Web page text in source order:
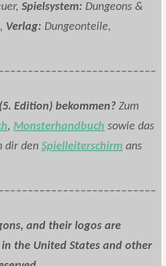
Spielsystem: Dungeons &
Verlag: Dungeonteile,
Edition) bekommen? Zum
, Monsterhandbuch sowie das
dir den Spielleiterschirm ans
and their logos are
in the United States and other